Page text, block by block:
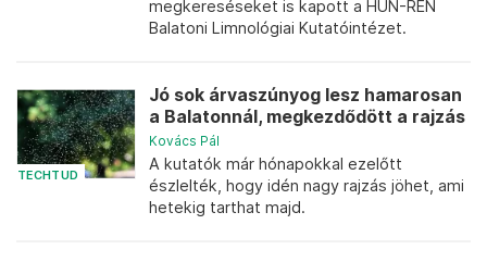
megkereséseket is kapott a HUN-REN
Balatoni Limnológiai Kutatóintézet.
TECHTUD
Jó sok árvaszúnyog lesz hamarosan
a Balatonnál, megkezdődött a rajzás
Kovács Pál
A kutatók már hónapokkal ezelőtt
észlelték, hogy idén nagy rajzás jöhet, ami
hetekig tarthat majd.